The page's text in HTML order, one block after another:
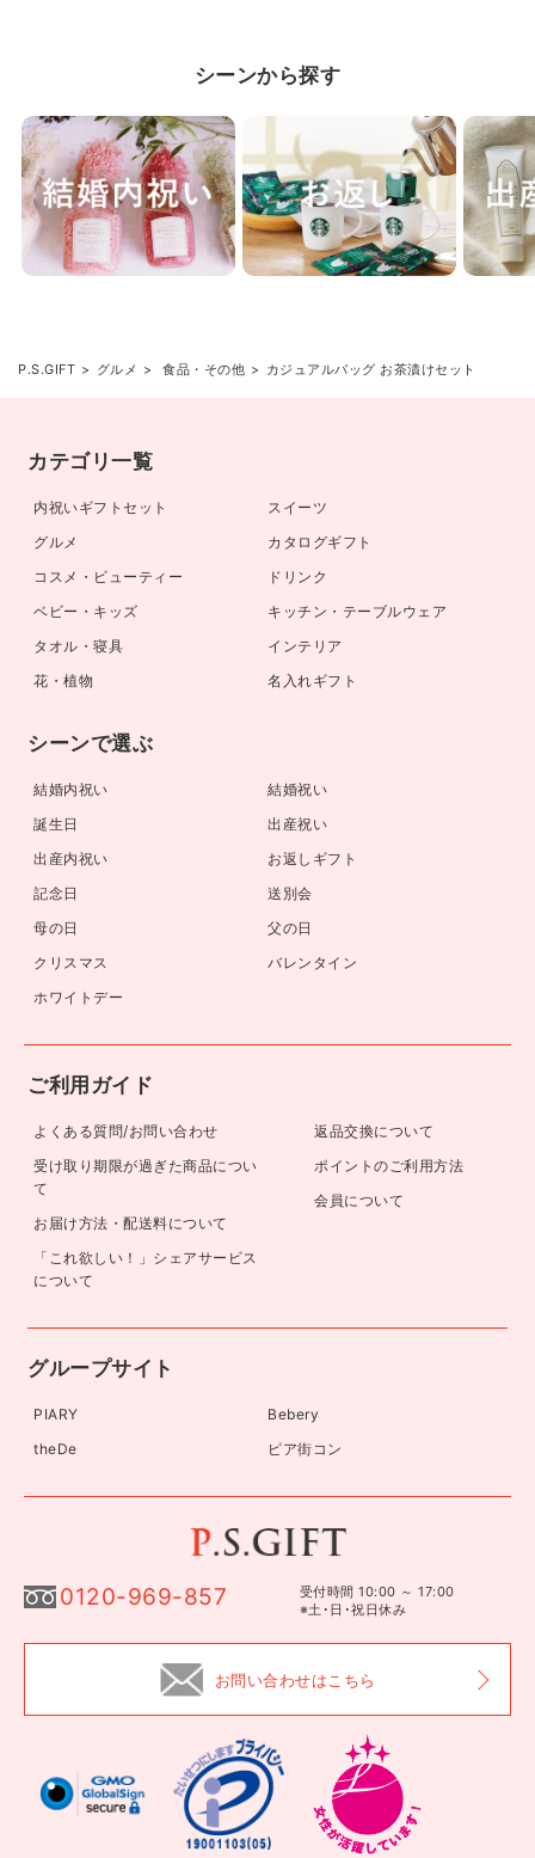
シーンから探す
P.S.GIFT グルメ 食品・その他 カジュアルバッグ お茶漬けセット
カテゴリ一覧
内祝いギフトセット
スイーツ
グルメ
カタログギフト
コスメ・ビューティー
ドリンク
ベビー・キッズ
キッチン・テーブルウェア
タオル・寝具
インテリア
花・植物
名入れギフト
シーンで選ぶ
結婚内祝い
結婚祝い
誕生日
出産祝い
出産内祝い
お返しギフト
記念日
送別会
母の日
父の日
クリスマス
バレンタイン
ホワイトデー
ご利用ガイド
よくある質問/お問い合わせ
受け取り期限が過ぎた商品につい
て
お届け方法・配送料について
「これ欲しい！」シェアサービス
について
返品交換について
ポイントのご利用方法
会員について
グループサイト
PIARY
Bebery
theDe
ピア街コン
0120-969-857
受付時間 10:00 ～ 17:00
※土･日･祝日休み
お問い合わせはこちら